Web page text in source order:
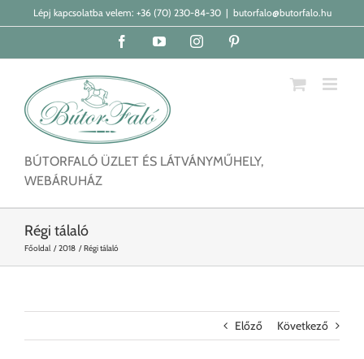
KihagyásLépj kapcsolatba velem: +36 (70) 230-84-30 | butorfalo@butorfalo.hu
FacebookYouTubeInstagram
BÚTORFALÓ ÜZLET ÉS LÁTVÁNYMŰHELY,
WEBÁRUHÁZ
Régi tálaló
Főoldal 2018 Régi tálaló
Előző Következő